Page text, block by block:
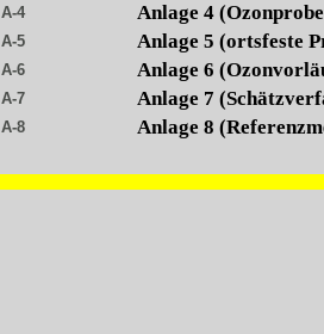
A-4
A-5
A-6
A-7
A-8
Anlage 4
Anlage 5 (ortsfeste
Anlage 6
Anlage 7
Anlage 8